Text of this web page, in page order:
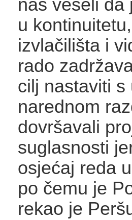
nas veseli da
u
izvlačilišta i
rado
cilj nastaviti
narednom
dovršavali
suglasnosti
osjećaj reda
po čemu je
rekao je